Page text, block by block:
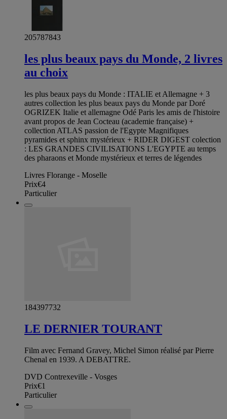
205787843
les plus beaux pays du Monde, 2 livres
au choix
les plus beaux pays du Monde : ITALIE et Allemagne + 3
autres collection les plus beaux pays du Monde par Doré
OGRIZEK Italie et allemagne Odé Paris les amis de l'histoire
avant propos de Jean Cocteau (academie française) +
collection ATLAS passion de l'Egypte Magnifiques
pyramides et sphinx mystérieux + RIDER DIGEST colection
: LES GRANDES CIVILISATIONS L'EGYPTE au temps
des pharaons et Monde mystérieux et terres de légendes
Livres Florange - Moselle
Prix€4
Particulier
184397732
LE DERNIER TOURANT
Film avec Fernand Gravey, Michel Simon réalisé par Pierre
Chenal en 1939. A DEBATTRE.
DVD Contrexeville - Vosges
Prix€1
Particulier